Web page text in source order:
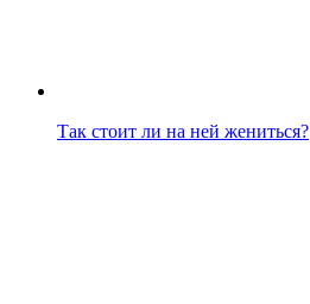
Так стоит ли на ней жениться?